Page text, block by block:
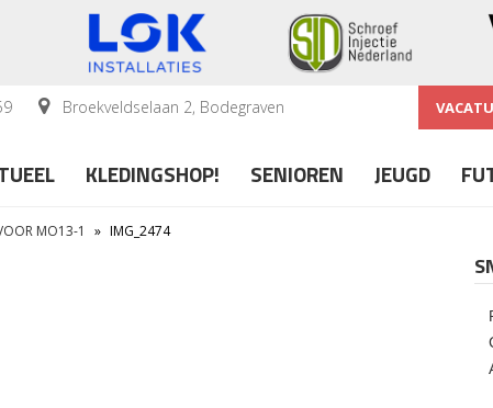
Broekveldselaan 2, Bodegraven
KLEDINGSHOP! SENIOREN JEUGD
MO13-1 » IMG_2474